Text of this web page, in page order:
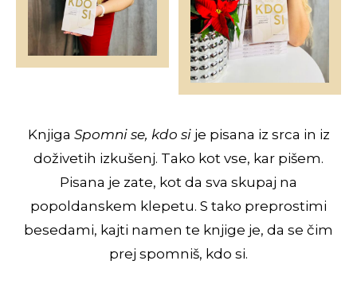
Knjiga Spomni se, kdo sije pisana iz srca in iz
doživetih izkušenj. Tako kot vse, kar pišem.
Pisana je zate, kot da sva skupaj na
popoldanskem klepetu. S tako preprostimi
besedami, kajti namen te knjige je, da se čim
prej spomniš, kdo si.